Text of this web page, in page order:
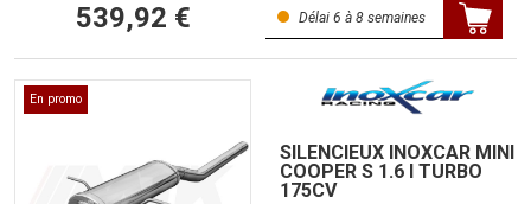
539,92 € Délai 6 à 8 semaines
En promo
SILENCIEUX INOXCAR MINI
COOPER S 1.6 I TURBO
175CV